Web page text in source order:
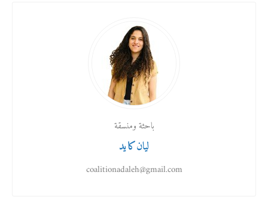
باحثة ومنسقة
ليان كايد
coalitionadaleh@gmail.com